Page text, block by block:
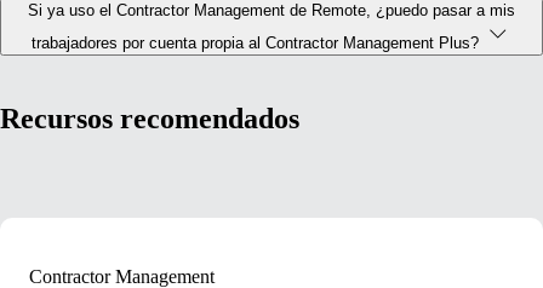
Si ya uso el Contractor Management de Remote, ¿puedo pasar a mis
trabajadores por cuenta propia al Contractor Management Plus?
Recursos recomendados
Contractor Management